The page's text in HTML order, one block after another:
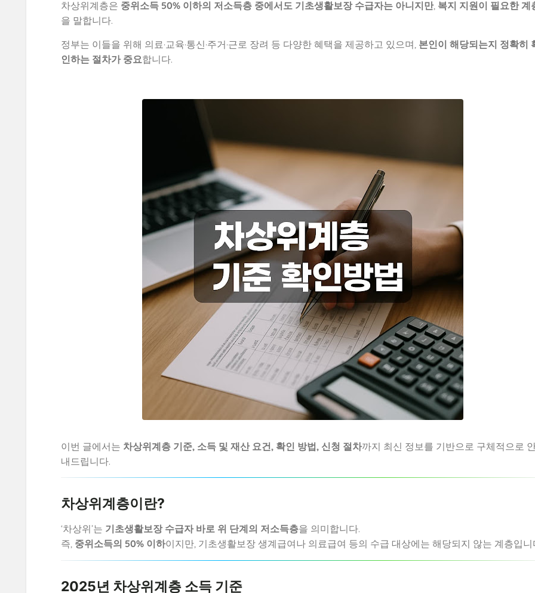
차상위계층은 중위소득 50% 이하의 저소득층 중에서도 기초생활보장 수급자는 아니지만, 복지 지원이 필요한 계
을 말합니다.
정부는 이들을 위해 의료·교육·통신·주거·근로 장려 등 다양한 혜택을 제공하고 있으며, 본인이 해당되는지 정확히
인하는 절차가 중요합니다.
이번 글에서는 차상위계층 기준, 소득 및 재산 요건, 확인 방법, 신청 절차까지 최신 정보를 기반으로 구체적으로
내드립니다.
차상위계층이란?
‘차상위’는 기초생활보장 수급자 바로 위 단계의 저소득층을 의미합니다.
즉, 중위소득의 50% 이하이지만, 기초생활보장 생계급여나 의료급여 등의 수급 대상에는 해당되지 않는 계층입니
2025년 차상위계층 소득 기준